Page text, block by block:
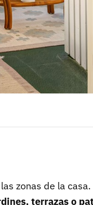
zonas de la
terrazas o